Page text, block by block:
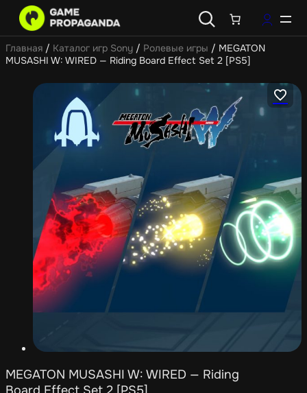
Главная / Каталог игр Sony / Ролевые игры / MEGATON
MUSASHI W: WIRED — Riding Board Effect Set 2 [PS5]
MEGATON MUSASHI W: WIRED — Riding